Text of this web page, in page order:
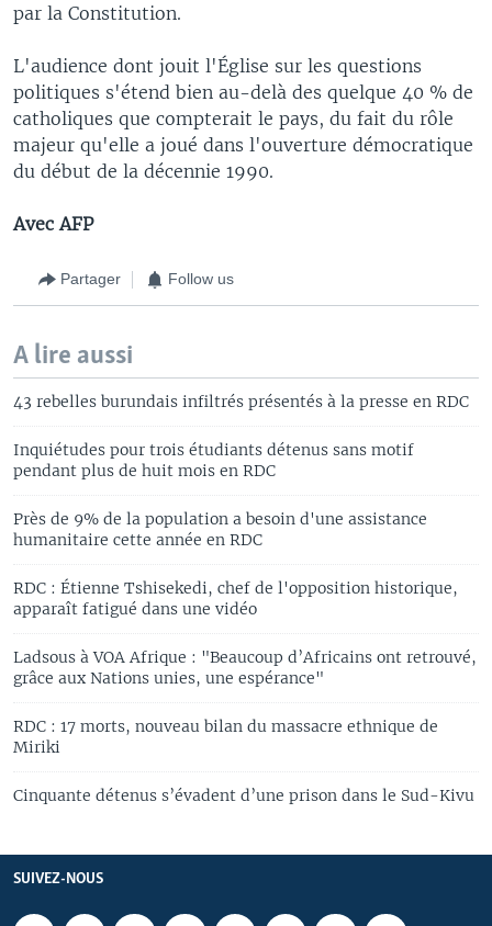
par la Constitution.
L'audience dont jouit l'Église sur les questions
politiques s'étend bien au-delà des quelque 40 % de
catholiques que compterait le pays, du fait du rôle
majeur qu'elle a joué dans l'ouverture démocratique
du début de la décennie 1990.
Avec AFP
Partager Follow us
A lire aussi
43 rebelles burundais infiltrés présentés à la presse en RDC
Inquiétudes pour trois étudiants détenus sans motif
pendant plus de huit mois en RDC
Près de 9% de la population a besoin d'une assistance
humanitaire cette année en RDC
RDC : Étienne Tshisekedi, chef de l'opposition historique,
apparaît fatigué dans une vidéo
Ladsous à VOA Afrique : "Beaucoup d’Africains ont retrouvé,
grâce aux Nations unies, une espérance"
RDC : 17 morts, nouveau bilan du massacre ethnique de
Miriki
Cinquante détenus s’évadent d’une prison dans le Sud-Kivu
SUIVEZ-NOUS